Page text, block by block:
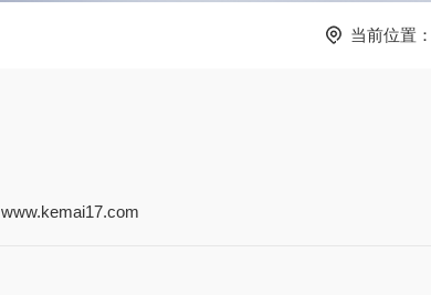
当前位置：
www.kemai17.com